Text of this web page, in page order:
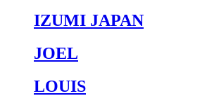
IZUMI JAPAN
JOEL
LOUIS